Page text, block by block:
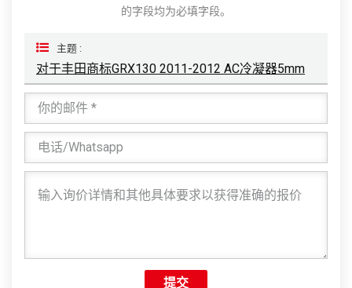
的字段均为必填字段。
主题 :
对于丰田商标GRX130 2011-2012 AC冷凝器5mm
提交